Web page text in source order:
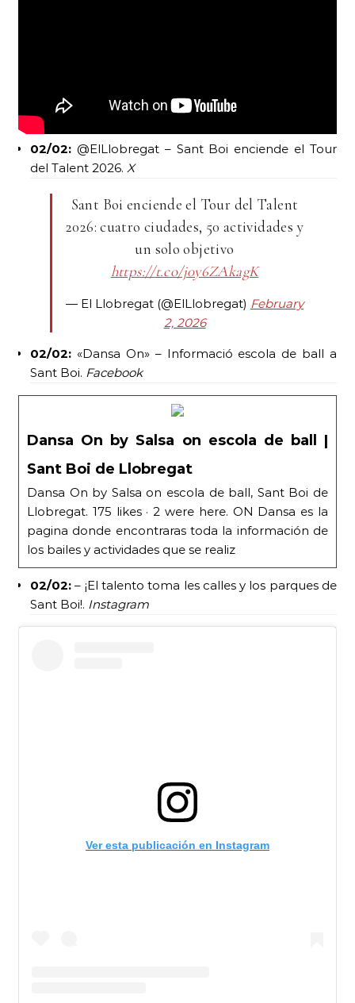
02/02: @ElLlobregat – Sant Boi enciende el Tour
del Talent 2026. X
Sant Boi enciende el Tour del Talent
2026: cuatro ciudades, 50 actividades y
un solo objetivo
https://t.co/j0y6ZAkagK
— El Llobregat (@ElLlobregat) February
2, 2026
02/02: «Dansa On» – Informació escola de ball a
Sant Boi. Facebook
Dansa On by Salsa on escola de ball |
Sant Boi de Llobregat
Dansa On by Salsa on escola de ball, Sant Boi de
Llobregat. 175 likes · 2 were here. ON Dansa es la
pagina donde encontraras toda la información de
los bailes y actividades que se realiz
02/02: – ¡El talento toma les calles y los parques de
Sant Boi!. Instagram
Ver esta publicación en Instagram